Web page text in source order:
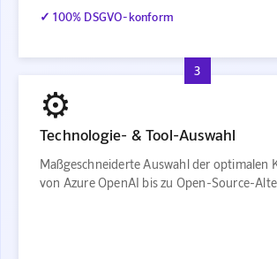
✓ 100% DSGVO-konform
3
⚙️
Technologie- & Tool-Auswahl
Maßgeschneiderte Auswahl der optimalen
von Azure OpenAI bis zu Open-Source-